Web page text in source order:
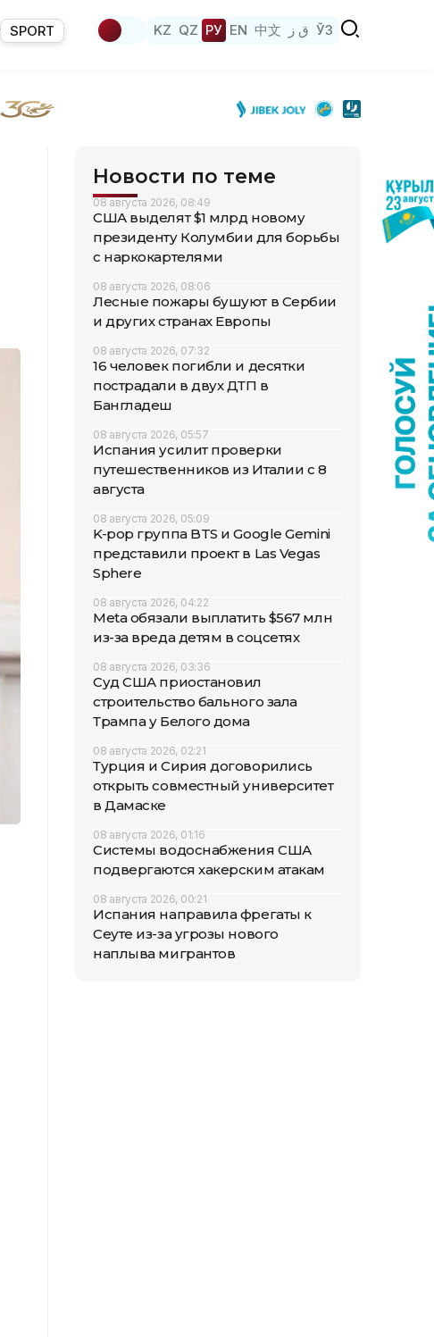
SPORT KZ QZ РУ EN 中文 ق ز ЎЗ
Новости по теме
08 августа 2026, 08:49
США выделят $1 млрд новому
президенту Колумбии для борьбы
с наркокартелями
08 августа 2026, 08:06
Лесные пожары бушуют в Сербии
и других странах Европы
08 августа 2026, 07:32
16 человек погибли и десятки
пострадали в двух ДТП в
Бангладеш
08 августа 2026, 05:57
Испания усилит проверки
путешественников из Италии с 8
августа
08 августа 2026, 05:09
K-pop группа BTS и Google Gemini
представили проект в Las Vegas
Sphere
08 августа 2026, 04:22
Meta обязали выплатить $567 млн
из-за вреда детям в соцсетях
08 августа 2026, 03:36
Суд США приостановил
строительство бального зала
Трампа у Белого дома
08 августа 2026, 02:21
Турция и Сирия договорились
открыть совместный университет
в Дамаске
08 августа 2026, 01:16
Системы водоснабжения США
подвергаются хакерским атакам
08 августа 2026, 00:21
Испания направила фрегаты к
Сеуте из-за угрозы нового
наплыва мигрантов